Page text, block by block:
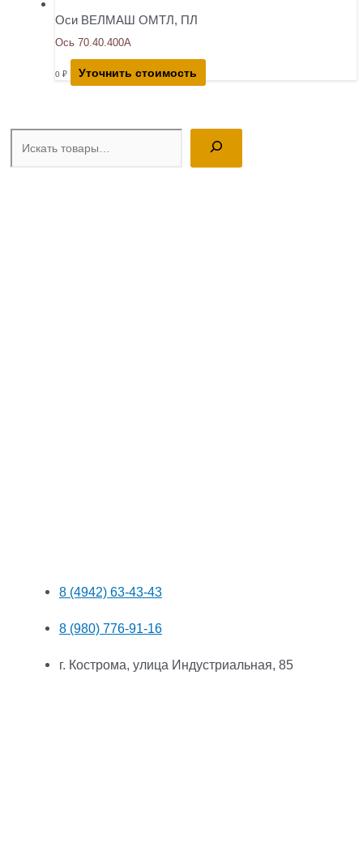
Поиск
8 (4942) 63-43-43
8 (980) 776-91-16
г. Кострома, улица Индустриальная, 85
Оси ВЕЛМАШ ОМТЛ, ПЛ
Ось 70.40.400А
0 ₽ Уточнить стоимость